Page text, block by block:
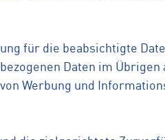
für die beabsichtigte
Daten im
Werbung und